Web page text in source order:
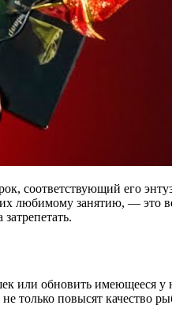
соответствующий его
их любимому занятию, — это
или обновить имеющееся у
только повысят качество